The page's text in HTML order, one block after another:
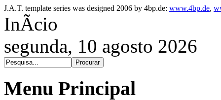
J.A.T. template series was designed 2006 by 4bp.de: www.4bp.de,
InÃ­cio
segunda, 10 agosto 2026
Menu Principal